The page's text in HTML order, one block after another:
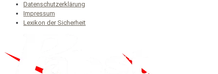
Datenschutzerklärung
Impressum
Lexikon der Sicherheit